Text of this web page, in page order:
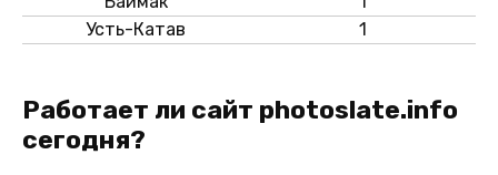
Усть-Катав
1
Работает ли сайт photoslate.info
сегодня?